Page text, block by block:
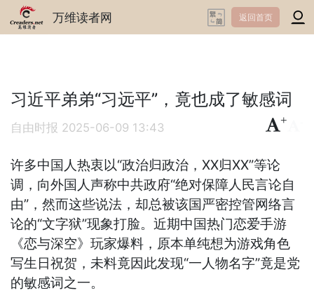
万维读者网 返回首页
习近平弟弟“习远平”，竟也成了敏感词
自由时报 2025-06-09 13:43
+
许多中国人热衷以“政治归政治，XX归XX”等论
调，向外国人声称中共政府“绝对保障人民言论自
由”，然而这些说法，却总被该国严密控管网络言
论的“文字狱”现象打脸。近期中国热门恋爱手游
《恋与深空》玩家爆料，原本单纯想为游戏角色
写生日祝贺，未料竟因此发现“一人物名字”竟是党
的敏感词之一。